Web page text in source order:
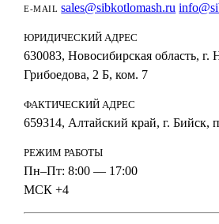
E-MAIL sales@sibkotlomash.ru
ЮРИДИЧЕСКИЙ АДРЕС
630083, Новосибирская область, г.
Грибоедова, 2 Б, ком. 7
ФАКТИЧЕСКИЙ АДРЕС
659314, Алтайский край, г. Бийск,
РЕЖИМ РАБОТЫ
Пн–Пт: 8:00 — 17:00
МСК +4